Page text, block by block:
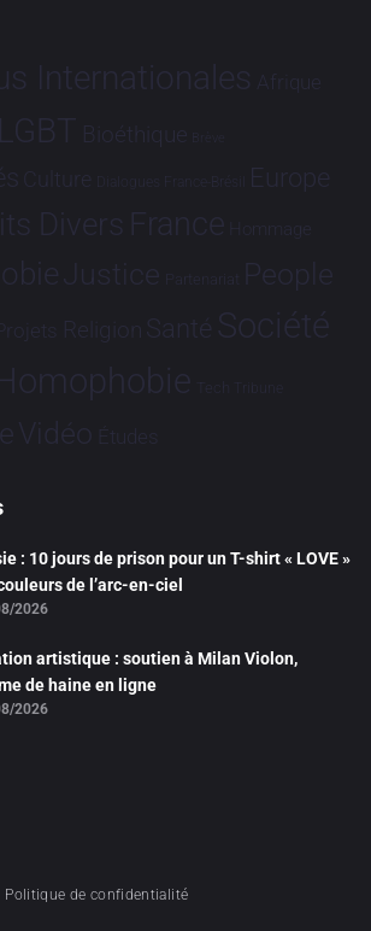
Internationales Afrique
Bioéthique Brève
Culture Dialogues France-Brésil Europe
Divers France Hommage
Justice Partenariat People
Religion Santé Société
Tech Tribune
Vidéo Études
: 10 jours de prison pour un T-shirt « LOVE »
de l’arc-en-ciel
2026
artistique : soutien à Milan Violon,
de haine en ligne
2026
Politique de confidentialité